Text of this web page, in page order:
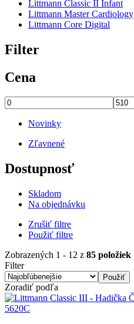
Littmann Classic II Infant
Littmann Master Cardiology
Littmann Core Digital
Filter
Cena
Novinky
Zľavnené
Dostupnosť
Skladom
Na objednávku
Zrušiť filtre
Použiť filtre
Zobrazených 1 - 12 z 85 položiek
Filter
Zoradiť podľa
Obrázok